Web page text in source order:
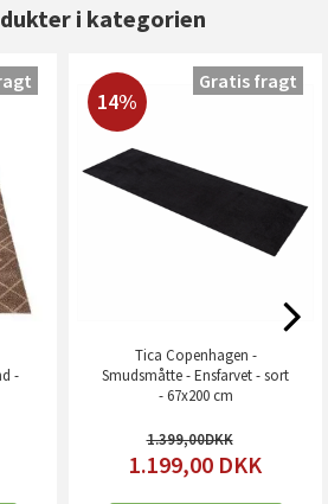
i kategorien
-
14%
Tica Copenhagen -
Smudsmåtte - Ensfarvet - sort
- 67x200 cm
1.399,00
1.199,00 DKK
Gratis fragt